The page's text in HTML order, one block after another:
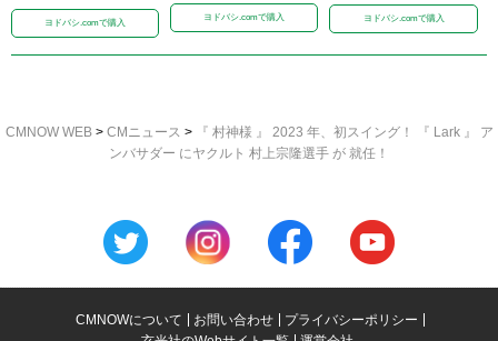
ヨドバシ.comで購入
ヨドバシ.comで購入 ヨドバシ.comで購入
CMNOW WEB> CMニュース >
『 村神様 』 2023 年、初スイング！ 『 Lark 』 ア
ンバサダー にヤクルト 村上宗隆選手 が 就任！
CMNOWについて お問い合わせ
プライバシーポリシー